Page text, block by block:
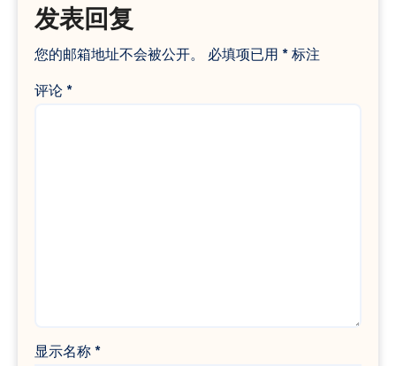
发表回复
您的邮箱地址不会被公开。 必填项已用 * 标注
评论 *
显示名称 *